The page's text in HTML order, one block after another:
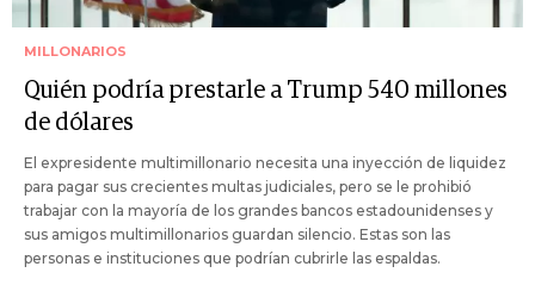
MILLONARIOS
Quién podría prestarle a Trump 540 millones
de dólares
El expresidente multimillonario necesita una inyección de liquidez
para pagar sus crecientes multas judiciales, pero se le prohibió
trabajar con la mayoría de los grandes bancos estadounidenses y
sus amigos multimillonarios guardan silencio. Estas son las
personas e instituciones que podrían cubrirle las espaldas.